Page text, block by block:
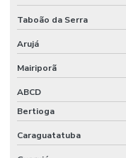
PORTO
ALEGRE
AUTOMAÇÃO
RESIDENCIAL
PREÇO
AUTOMAÇÃO
RESIDENCIAL
REMOTA
AUTOMAÇÃO
Taboão da Serra
Arujá
Mairiporã
ABCD
Bertioga
Caraguatatuba